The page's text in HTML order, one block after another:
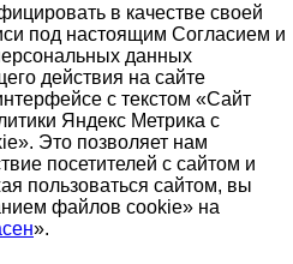
в качестве своей
под настоящим Согласием и
данных
действия на сайте
с текстом «Сайт
Яндекс Метрика с
Это позволяет нам
посетителей с сайтом и
пользоваться сайтом, вы
файлов cookie» на
».